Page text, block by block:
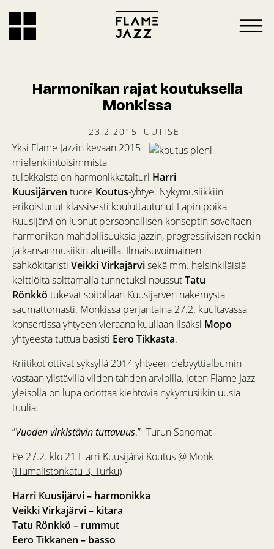
Harmonikan rajat koutuksella
Monkissa
23.2.2015 UUTISET
Yksi Flame Jazzin kevään 2015
mielenkiintoisimmista
tulokkaista on harmonikkataituri Harri
Kuusijärven tuore Koutus-yhtye. Nykymusiikkiin
erikoistunut klassisesti kouluttautunut Lapin poika
Kuusijärvi on luonut persoonallisen konseptin soveltaen
harmonikan mahdollisuuksia jazzin, progressiivisen rockin
ja kansanmusiikin alueilla. Ilmaisuvoimainen
sähkökitaristi Veikki Virkajärvisekä mm. helsinkiläisiä
keittiöitä soittamalla tunnetuksi noussutTatu
Rönkkö tukevat soitollaan Kuusijärven näkemystä
saumattomasti. Monkissa perjantaina 27.2. kuultavassa
konsertissa yhtyeen vieraana kuullaan lisäksi Mopo-
yhtyeestä tuttua basisti Eero Tikkasta.
Kriitikot ottivat syksyllä 2014 yhtyeen debyyttialbumin
vastaan ylistävillä viiden tähden arvioilla, joten Flame Jazz -
yleisöllä on lupa odottaa kiehtovia nykymusiikin uusia
tuulia.
”Vuoden virkistävin tuttavuus.” -Turun Sanomat
Pe 27.2. klo 21 Harri Kuusijärvi Koutus @ Monk
(Humalistonkatu 3, Turku)
​Harri Kuusijärvi – harmonikka
Veikki Virkajärvi – kitara
Tatu Rönkkö – rummut
Eero Tikkanen – basso